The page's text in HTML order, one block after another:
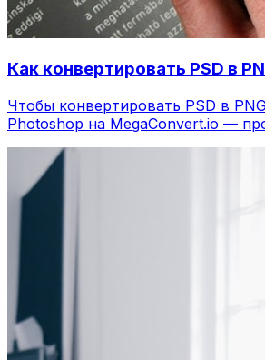
Как конвертировать PSD в
Чтобы конвертировать PSD в
Photoshop на MegaConvert.io —